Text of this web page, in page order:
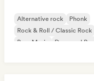
Alternative rock
Phonk
Rock & Roll / Classic Rock
Bass Music
Drum and Bass